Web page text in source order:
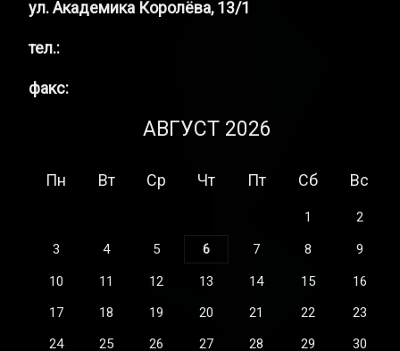
ул. Академика Королёва, 13/1
тел.:
факс:
АВГУСТ 2026
Пн Вт Ср Чт Пт Сб Вс
1
2
3
4 5 6 7 8
9
10
11 12 13 14 15
16
17
18 19 20 21 22
23
24
25 26 27 28 29 30